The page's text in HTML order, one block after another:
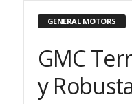
GENERAL MOTORS
GMC
y